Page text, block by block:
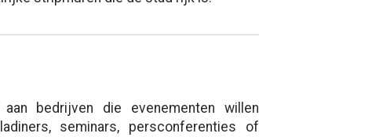
bedrijven die evenementen willen
seminars, persconferenties of